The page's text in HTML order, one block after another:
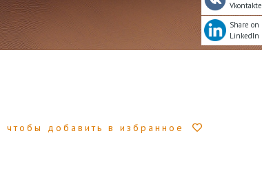
чтобы добавить в избранное
Vkontakte
Share on
LinkedIn